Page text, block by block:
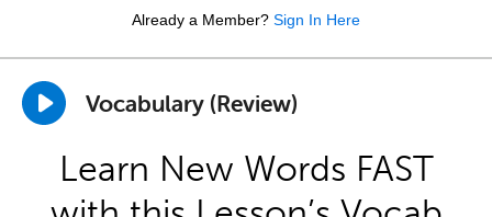
Already a Member? Sign In Here
Vocabulary (Review)
Learn New Words FAST